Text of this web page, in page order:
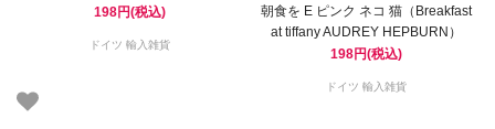
198円(税込)
ドイツ 輸入雑貨
朝食を E ピンク ネコ 猫（Breakfast
at tiffany AUDREY HEPBURN）
198円(税込)
ドイツ 輸入雑貨